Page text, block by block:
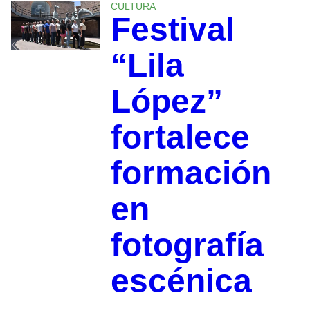
CULTURA
Festival
“Lila
López”
fortalece
formación
en
fotografía
escénica